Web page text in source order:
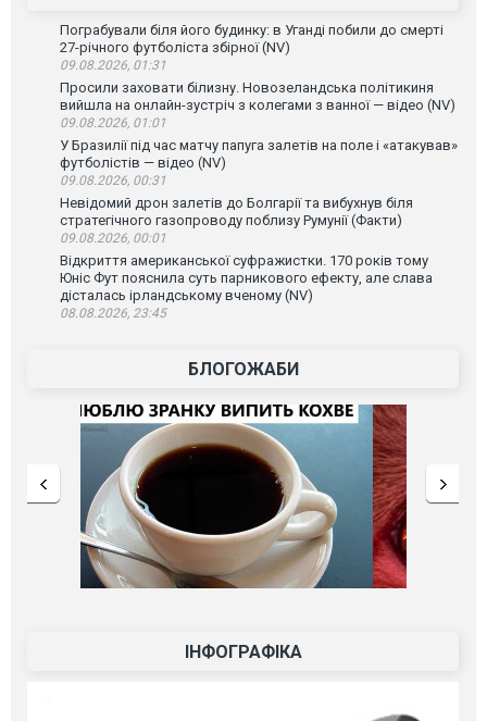
Пограбували біля його будинку: в Уганді побили до смерті
27-річного футболіста збірної (NV)
09.08.2026, 01:31
Просили заховати білизну. Новозеландська політикиня
вийшла на онлайн-зустріч з колегами з ванної — відео (NV)
09.08.2026, 01:01
У Бразилії під час матчу папуга залетів на поле і «атакував»
футболістів — відео (NV)
09.08.2026, 00:31
Невідомий дрон залетів до Болгарії та вибухнув біля
стратегічного газопроводу поблизу Румунії (Факти)
09.08.2026, 00:01
Відкриття американської суфражистки. 170 років тому
Юніс Фут пояснила суть парникового ефекту, але слава
дісталась ірландському вченому (NV)
08.08.2026, 23:45
БЛОГОЖАБИ
ІНФОГРАФІКА